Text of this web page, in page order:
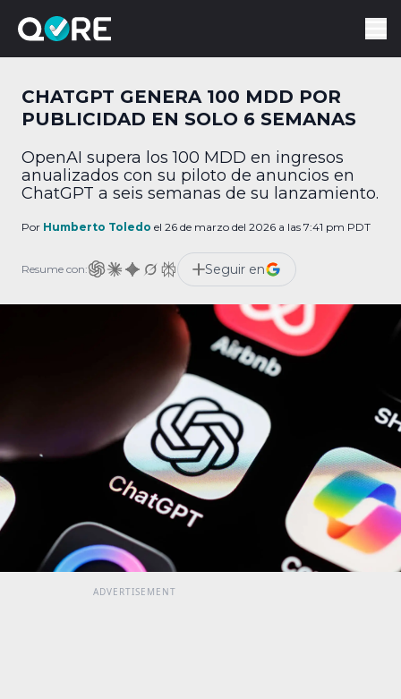
CHATGPT GENERA 100 MDD POR
PUBLICIDAD EN SOLO 6 SEMANAS
OpenAI supera los 100 MDD en ingresos
anualizados con su piloto de anuncios en
ChatGPT a seis semanas de su lanzamiento.
Por Humberto Toledo el 26 de marzo del 2026 a las 7:41 pm PDT
Resume con: Seguir en